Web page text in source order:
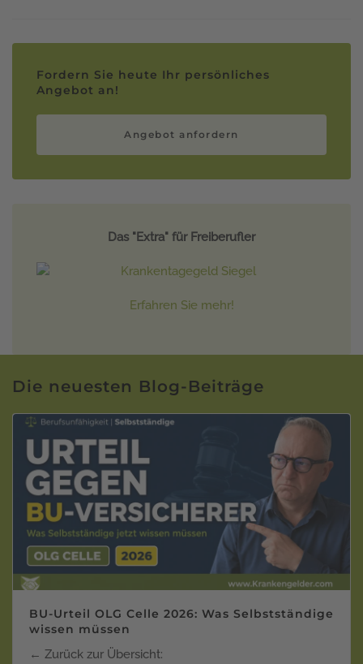
Fordern Sie heute Ihr persönliches
Angebot an!
Angebot anfordern
Das "Extra" für Freiberufler
Erfahren Sie mehr!
Die neuesten Blog-Beiträge
BU-Urteil OLG Celle 2026: Was Selbstständige
wissen müssen
← Zurück zur Übersicht: